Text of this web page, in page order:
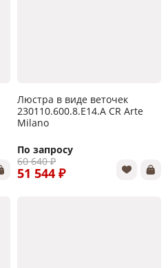
Люстра в виде веточек
230110.600.8.E14.A CR Arte
Milano
По запросу
60 640 ₽
51 544 ₽